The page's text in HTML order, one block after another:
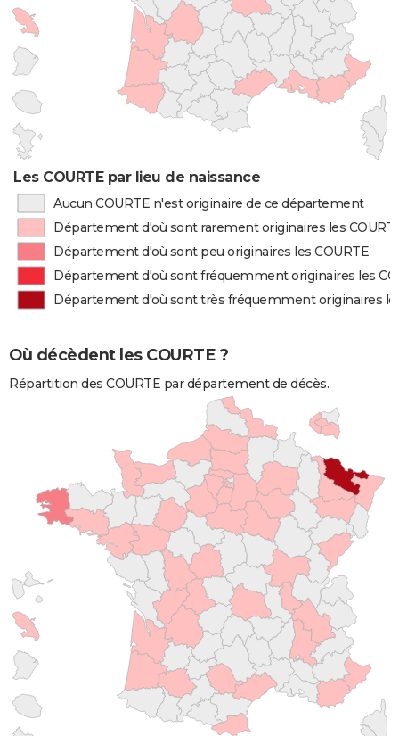
Les COURTE par lieu de naissance
Aucun COURTE n'est originaire de ce département
Département d'où sont rarement originaires les
Département d'où sont peu originaires les COURTE
Département d'où sont fréquemment originaires les
Département d'où sont très fréquemment originaires
Où décèdent les COURTE ?
Répartition des COURTE par département de décès.